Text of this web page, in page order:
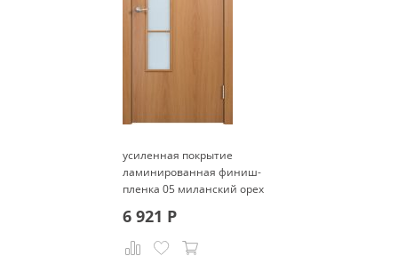
усиленная покрытие
ламинированная финиш-
пленка 05 миланский орех
6 921 Р